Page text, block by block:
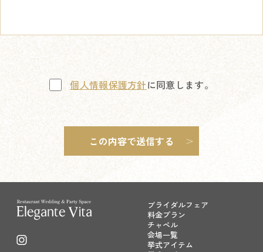
個人情報保護方針に同意します。
ブライダルフェア
料金プラン
チャペル
会場一覧
挙式アイテム